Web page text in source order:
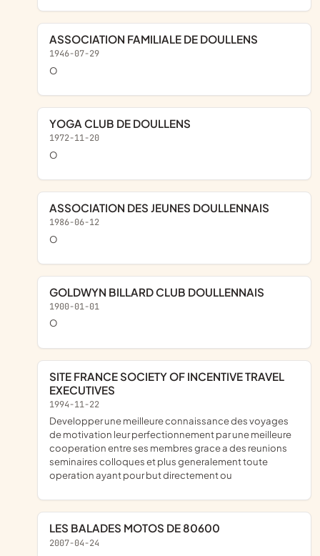
ASSOCIATION FAMILIALE DE DOULLENS
1946-07-29
o
YOGA CLUB DE DOULLENS
1972-11-20
o
ASSOCIATION DES JEUNES DOULLENNAIS
1986-06-12
o
GOLDWYN BILLARD CLUB DOULLENNAIS
1900-01-01
o
SITE FRANCE SOCIETY OF INCENTIVE TRAVEL
EXECUTIVES
1994-11-22
developper une meilleure connaissance des voyages
de motivation leur perfectionnement par une meilleure
cooperation entre ses membres grace a des reunions
seminaires colloques et plus generalement toute
operation ayant pour but directement ou
LES BALADES MOTOS DE 80600
2007-04-24